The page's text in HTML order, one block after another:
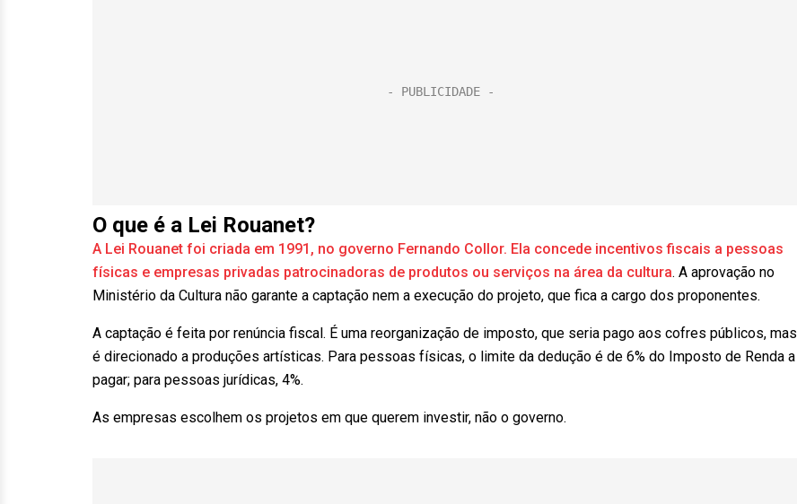
O que é a Lei Rouanet?
A Lei Rouanet foi criada em 1991, no governo Fernando Collor. Ela concede incentivos fiscais a pessoas
físicas e empresas privadas patrocinadoras de produtos ou serviços na área da cultura. A aprovação no
Ministério da Cultura não garante a captação nem a execução do projeto, que fica a cargo dos proponentes.
A captação é feita por renúncia fiscal. É uma reorganização de imposto, que seria pago aos cofres públicos, mas
é direcionado a produções artísticas. Para pessoas físicas, o limite da dedução é de 6% do Imposto de Renda a
pagar; para pessoas jurídicas, 4%.
As empresas escolhem os projetos em que querem investir, não o governo.